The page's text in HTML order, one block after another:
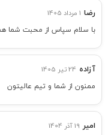
رضا 1 مرداد 1405
با سلام سپاس از محبت شما
آزاده 24 تیر 1405
ممنون از شما و تیم عالیتون
امیر 19 آذر 1404